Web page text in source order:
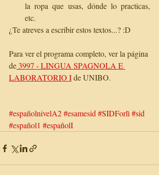
la ropa que usas, dónde lo practicas,
etc.
¿Te atreves a escribir estos textos...? :D
Para ver el programa completo, ver la página
de 3997 - LINGUA SPAGNOLA E
LABORATORIO I de UNIBO.
#españolnivelA2#esamesid#SIDForlì#sid
#español1 #españolI